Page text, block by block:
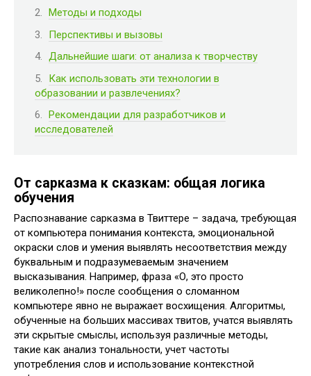
Методы и подходы
Перспективы и вызовы
Дальнейшие шаги: от анализа к творчеству
Как использовать эти технологии в
образовании и развлечениях?
Рекомендации для разработчиков и
исследователей
От сарказма к сказкам: общая логика
обучения
Распознавание сарказма в Твиттере – задача, требующая
от компьютера понимания контекста, эмоциональной
окраски слов и умения выявлять несоответствия между
буквальным и подразумеваемым значением
высказывания. Например, фраза «О, это просто
великолепно!» после сообщения о сломанном
компьютере явно не выражает восхищения. Алгоритмы,
обученные на больших массивах твитов, учатся выявлять
эти скрытые смыслы, используя различные методы,
такие как анализ тональности, учет частоты
употребления слов и использование контекстной